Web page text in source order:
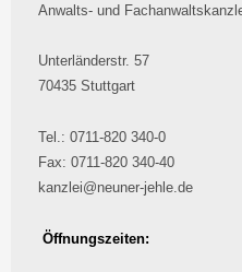
Anwalts- und
Unterländerstr. 57
70435 Stuttgart
Tel.: 0711-820 340-0
Fax: 0711-820 340-40
kanzlei@neuner-jehle.de
Öffnungszeiten: